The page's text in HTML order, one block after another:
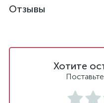
Отзывы
Хотите